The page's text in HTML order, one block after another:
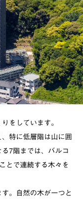
をしています。
特に低層階は山に囲
7階までは、バルコ
とで連続する木々を
。自然の木が一つと